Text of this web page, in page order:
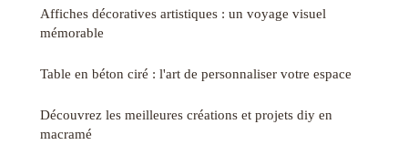
Affiches décoratives artistiques : un voyage visuel
mémorable
Table en béton ciré : l'art de personnaliser votre espace
Découvrez les meilleures créations et projets diy en
macramé